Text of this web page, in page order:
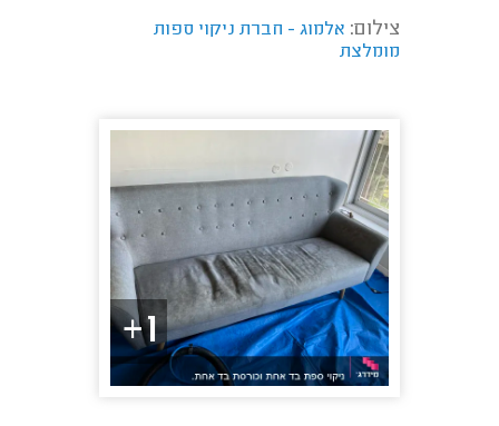
צילום: אלמוג - חברת ניקוי ספות
מומלצת
1+